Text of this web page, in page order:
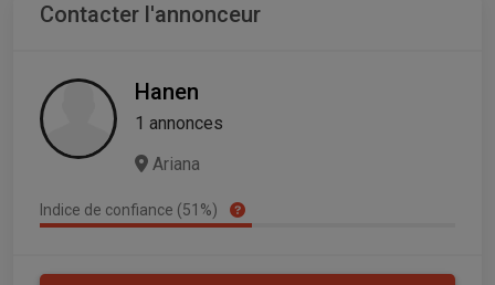
Contacter l'annonceur
Hanen
1 annonces
Ariana
Indice de confiance (51%)